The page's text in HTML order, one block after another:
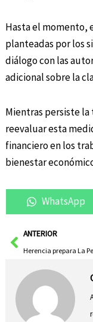
Hasta el momento,
planteadas por los
diálogo con las
adicional sobre la
Mientras persiste la
reevaluar esta
financiero en los
bienestar
WhatsApp
AntANTERIOR
Herencia prepara La